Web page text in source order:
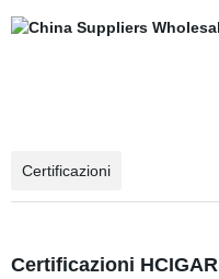
Certificazioni
Certificazioni HCIGAR